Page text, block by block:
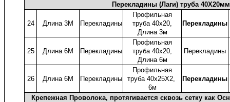
Перекладины (Лаги) труба
24 Длина 3М Перекладины
Профильная
труба 40x20,
Длина 3м
Перекладины
25 Длина 6М Перекладины
Профильная
труба 40x20,
Длина 6м
Перекладины
26 Длина 6М Перекладины
Профильная
труба 40x25X2,
6м
Перекладины
Крепежная Проволока, протягивается сквозь сетку как